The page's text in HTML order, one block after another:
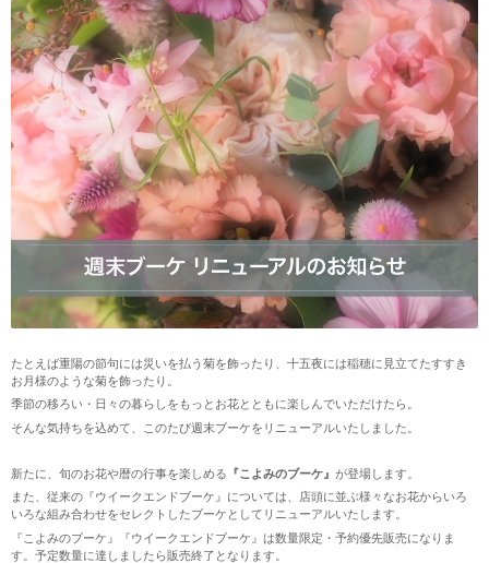
たとえば重陽の節句には災いを払う菊を飾ったり、十五夜には稲穂に見立てたすすき
お月様のような菊を飾ったり。
季節の移ろい・日々の暮らしをもっとお花とともに楽しんでいただけたら。
そんな気持ちを込めて、このたび週末ブーケをリニューアルいたしました。
新たに、旬のお花や暦の行事を楽しめる 『こよみのブーケ』 が登場します。
また、従来の『ウイークエンドブーケ』については、店頭に並ぶ様々なお花からいろ
いろな組み合わせをセレクトしたブーケとしてリニューアルいたします。
『こよみのブーケ』『ウイークエンドブーケ』は数量限定・予約優先販売になりま
す。予定数量に達しましたら販売終了となります。